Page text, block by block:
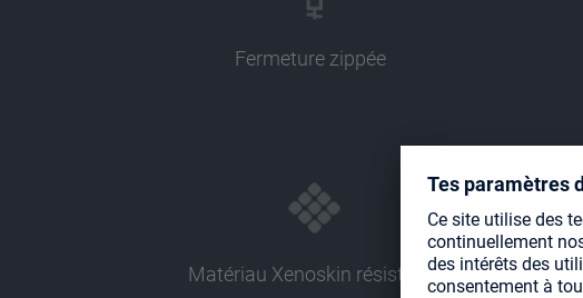
Fermeture zippée
Matériau Xenoskin résistant